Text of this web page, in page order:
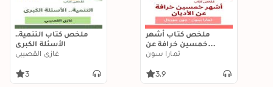
ملخص كتاب التنمية..
الأسئلة الكبرى
غازي القصيبي
3
ملخص كتاب أشهر
خمسين خرافة عن
الأديان
تمارا سون
3.9